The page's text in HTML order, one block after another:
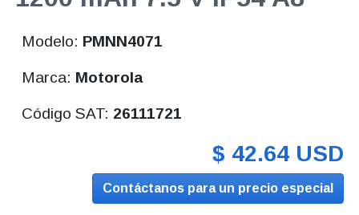
Modelo: PMNN4071
Marca: Motorola
Código SAT: 26111721
$ 42.64 USD
Contáctanos para un precio especial